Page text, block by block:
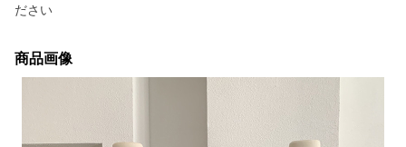
ださい
商品画像